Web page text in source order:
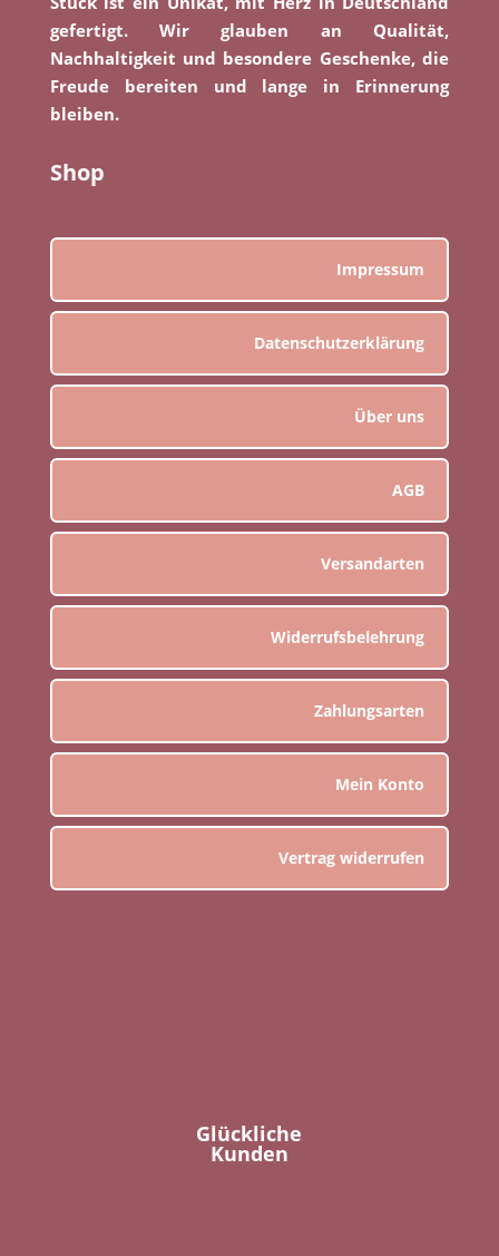
gefertigt. Wir glauben an Qualität,
Nachhaltigkeit und besondere Geschenke, die
Freude bereiten und lange in Erinnerung
bleiben.
Shop
Impressum
Datenschutzerklärung
Über uns
AGB
Versandarten
Widerrufsbelehrung
Zahlungsarten
Mein Konto
Vertrag widerrufen
Glückliche
Kunden